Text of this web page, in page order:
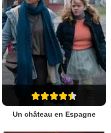
Un château en Espagne